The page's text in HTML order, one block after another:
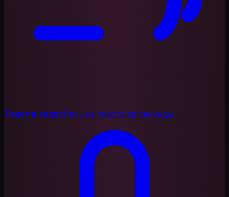
Текст в голосРечь из текста за секунды